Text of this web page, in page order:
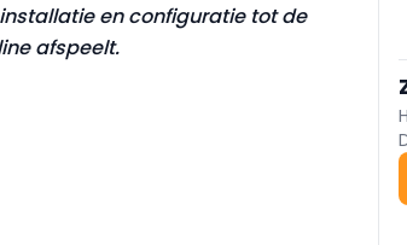
en configuratie tot de
afspeelt.